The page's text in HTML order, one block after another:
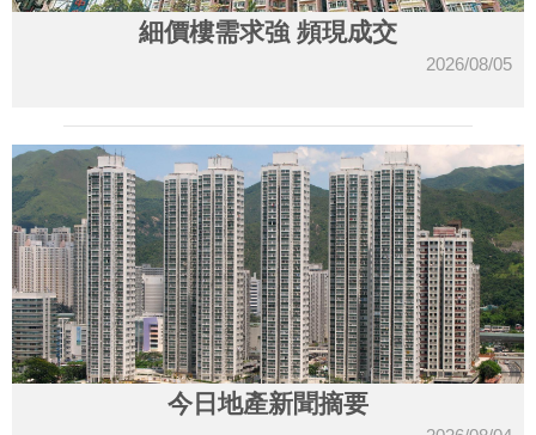
細價樓需求強 頻現成交
2026/08/05
今日地產新聞摘要